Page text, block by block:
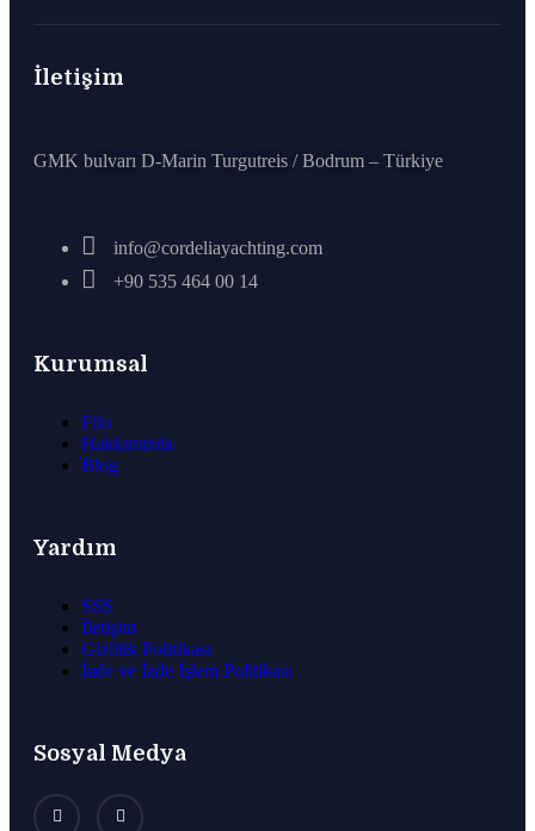
İletişim
GMK bulvarı D-Marin Turgutreis / Bodrum – Türkiye
info@cordeliayachting.com
+90 535 464 00 14
Kurumsal
Filo
Hakkımızda
Blog
Yardım
SSS
İletişim
Gizlilik Politikası
İade ve İade İşlem Politikası
Sosyal Medya